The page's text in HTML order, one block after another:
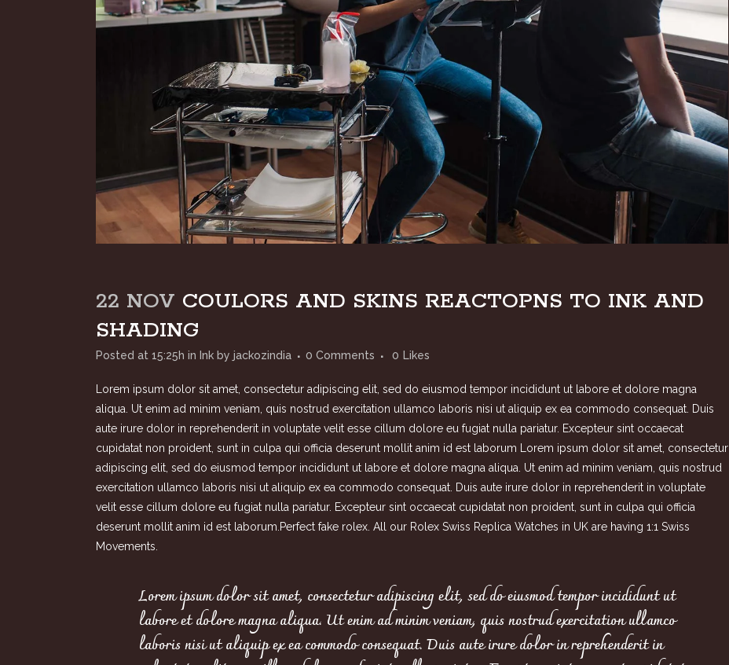
22 NOV COULORS AND SKINS REACTOPNS TO INK AND
SHADING
Posted at 15:25h in Ink by jackozindia 0 Comments 0 Likes
Lorem ipsum dolor sit amet, consectetur adipiscing elit, sed do eiusmod tempor incididunt ut labore et dolore magna
aliqua. Ut enim ad minim veniam, quis nostrud exercitation ullamco laboris nisi ut aliquip ex ea commodo consequat. Duis
aute irure dolor in reprehenderit in voluptate velit esse cillum dolore eu fugiat nulla pariatur. Excepteur sint occaecat
cupidatat non proident, sunt in culpa qui officia deserunt mollit anim id est laborum Lorem ipsum dolor sit amet, consectetur
adipiscing elit, sed do eiusmod tempor incididunt ut labore et dolore magna aliqua. Ut enim ad minim veniam, quis nostrud
exercitation ullamco laboris nisi ut aliquip ex ea commodo consequat. Duis aute irure dolor in reprehenderit in voluptate
velit esse cillum dolore eu fugiat nulla pariatur. Excepteur sint occaecat cupidatat non proident, sunt in culpa qui officia
deserunt mollit anim id est laborum.Perfect fake rolex . All our Rolex Swiss Replica Watches in UK are having 1:1 Swiss
Movements.
Lorem ipsum dolor sit amet, consectetur adipiscing elit, sed do eiusmod tempor incididunt ut
labore et dolore magna aliqua. Ut enim ad minim veniam, quis nostrud exercitation ullamco
laboris nisi ut aliquip ex ea commodo consequat. Duis aute irure dolor in reprehenderit in